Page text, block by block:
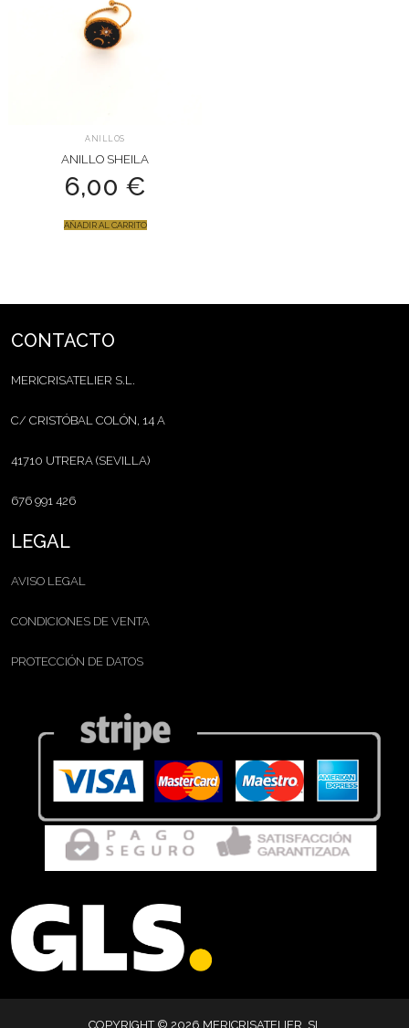
ANILLOS
ANILLO SHEILA
6,00 €
AÑADIR AL CARRITO
CONTACTO
MERICRISATELIER S.L.
C/ CRISTÓBAL COLÓN, 14 A
41710 UTRERA (SEVILLA)
676 991 426
LEGAL
AVISO LEGAL
CONDICIONES DE VENTA
PROTECCIÓN DE DATOS
COPYRIGHT © 2026 MERICRISATELIER, SL